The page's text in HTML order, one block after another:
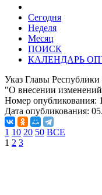
Сегодня
Неделя
Месяц
ПОИСК
КАЛЕНДАРЬ
Указ Главы
"О внесении
Номер опубликования:
Дата опубликования:
1 10 20 50 ВСЕ
1 2 3